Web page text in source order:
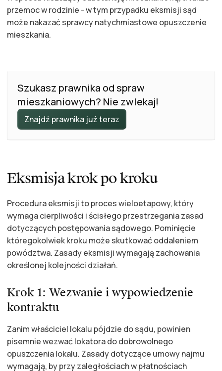
przemoc w rodzinie - w tym przypadku eksmisji sąd
może nakazać sprawcy natychmiastowe opuszczenie
mieszkania.
Szukasz prawnika od spraw
mieszkaniowych? Nie zwlekaj!
Znajdź prawnika już teraz
Eksmisja krok po kroku
Procedura eksmisji to proces wieloetapowy, który
wymaga cierpliwości i ścisłego przestrzegania zasad
dotyczących postępowania sądowego. Pominięcie
któregokolwiek kroku może skutkować oddaleniem
powództwa. Zasady eksmisji wymagają zachowania
określonej kolejności działań.
Krok 1: Wezwanie i wypowiedzenie
kontraktu
Zanim właściciel lokalu pójdzie do sądu, powinien
pisemnie wezwać lokatora do dobrowolnego
opuszczenia lokalu. Zasady dotyczące umowy najmu
wymagają, by przy zaległościach w płatnościach